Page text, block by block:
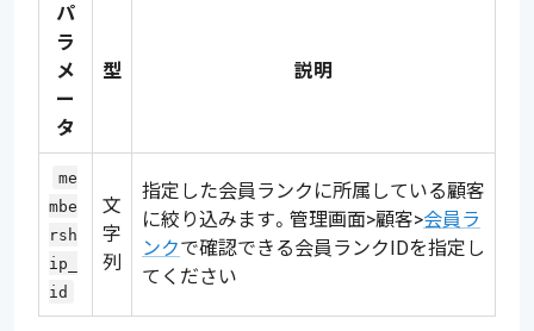
パ
ラ
メ
ー
タ
型 説明
me
mbe
rsh
ip_
id
文
字
列
指定した会員ランクに所属している顧客
に絞り込みます。管理画面>顧客>会員ラ
ンクで確認できる会員ランクIDを指定し
てください